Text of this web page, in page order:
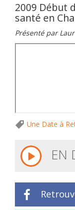
2009 Début
santé en
Présenté par
Une Date à
EN